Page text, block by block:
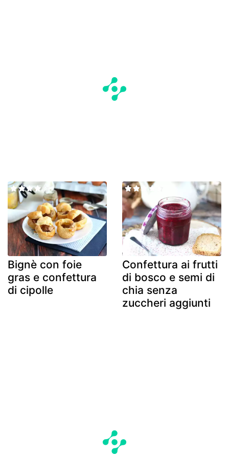
Bignè con foie
gras e confettura
di cipolle
Confettura ai frutti
di bosco e semi di
chia senza
zuccheri aggiunti